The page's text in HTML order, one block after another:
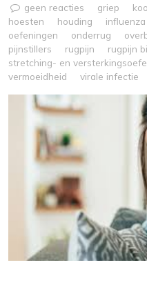
geen reacties
griep
hoesten
houding influenza
oefeningen
onderrug
pijnstillers
rugpijn rugpijn
stretching- en
vermoeidheid
virale infectie